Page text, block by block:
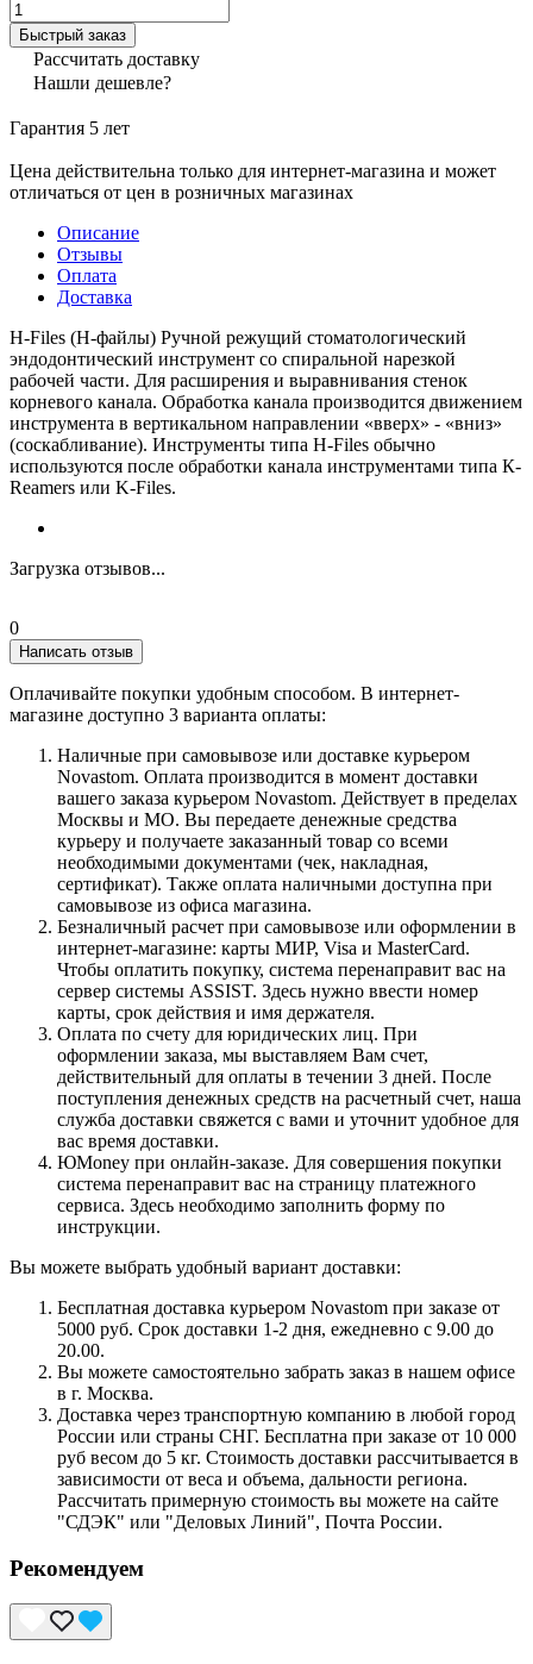
Быстрый заказ
Рассчитать доставку
Нашли дешевле?
Гарантия 5 лет
Цена действительна только для интернет-магазина и может
отличаться от цен в розничных магазинах
Описание
Отзывы
Оплата
Доставка
H-Files (Н-файлы) Ручной режущий стоматологический
эндодонтический инструмент со спиральной нарезкой
рабочей части. Для расширения и выравнивания стенок
корневого канала. Обработка канала производится движением
инструмента в вертикальном направлении «вверх» - «вниз»
(соскабливание). Инструменты типа H-Files обычно
используются после обработки канала инструментами типа К-
Reamers или K-Files.
Загрузка отзывов...
0
Написать отзыв
Оплачивайте покупки удобным способом. В интернет-
магазине доступно 3 варианта оплаты:
Наличные при самовывозе или доставке курьером
Novastom. Оплата производится в момент доставки
вашего заказа курьером Novastom. Действует в пределах
Москвы и МО. Вы передаете денежные средства
курьеру и получаете заказанный товар со всеми
необходимыми документами (чек, накладная,
сертификат). Также оплата наличными доступна при
самовывозе из офиса магазина.
Безналичный расчет при самовывозе или оформлении в
интернет-магазине: карты МИР, Visa и MasterCard.
Чтобы оплатить покупку, система перенаправит вас на
сервер системы ASSIST. Здесь нужно ввести номер
карты, срок действия и имя держателя.
Оплата по счету для юридических лиц. При
оформлении заказа, мы выставляем Вам счет,
действительный для оплаты в течении 3 дней. После
поступления денежных средств на расчетный счет, наша
служба доставки свяжется с вами и уточнит удобное для
вас время доставки.
ЮMoney при онлайн-заказе. Для совершения покупки
система перенаправит вас на страницу платежного
сервиса. Здесь необходимо заполнить форму по
инструкции.
Вы можете выбрать удобный вариант доставки:
Бесплатная доставка курьером Novastom при заказе от
5000 руб. Срок доставки 1-2 дня, ежедневно с 9.00 до
20.00.
Вы можете самостоятельно забрать заказ в нашем офисе
в г. Москва.
Доставка через транспортную компанию в любой город
России или страны СНГ. Бесплатна при заказе от 10 000
руб весом до 5 кг. Стоимость доставки рассчитывается в
зависимости от веса и объема, дальности региона.
Рассчитать примерную стоимость вы можете на сайте
"СДЭК" или "Деловых Линий", Почта России.
Рекомендуем